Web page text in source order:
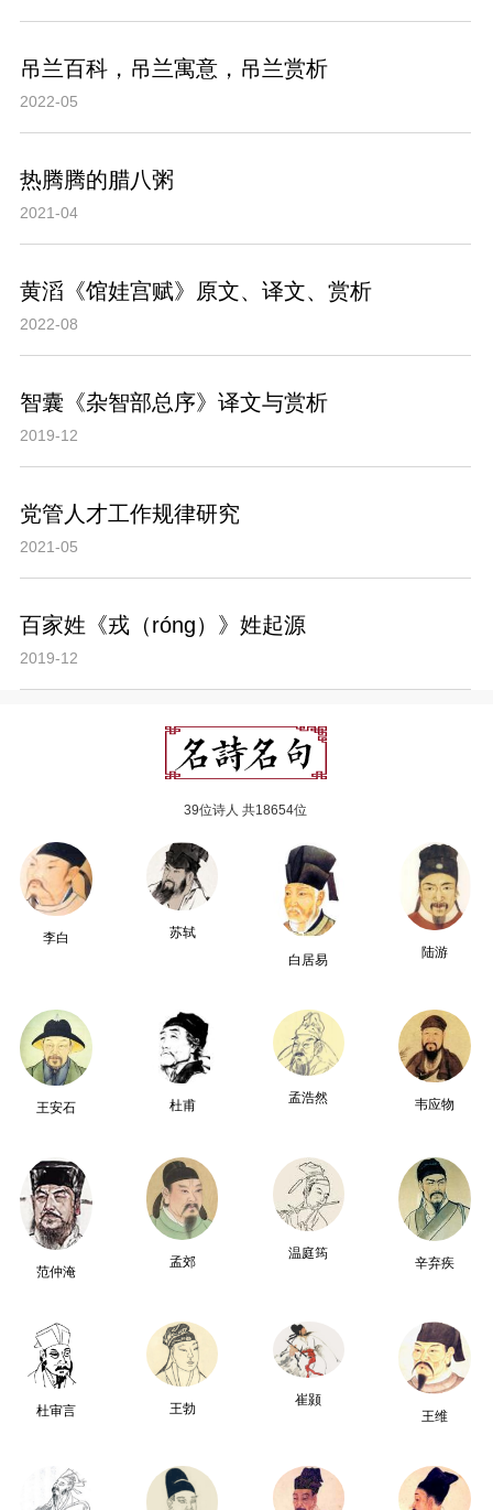
吊兰百科，吊兰寓意，吊兰赏析
2022-05
热腾腾的腊八粥
2021-04
黄滔《馆娃宫赋》原文、译文、赏析
2022-08
智囊《杂智部总序》译文与赏析
2019-12
党管人才工作规律研究
2021-05
百家姓《戎（róng）》姓起源
2019-12
39位诗人 共18654位
李白
苏轼
白居易
陆游
王安石 杜甫
孟浩然 韦应物
范仲淹
孟郊
温庭筠
辛弃疾
杜审言 王勃
崔颢
王维